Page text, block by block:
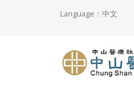
Language：中文